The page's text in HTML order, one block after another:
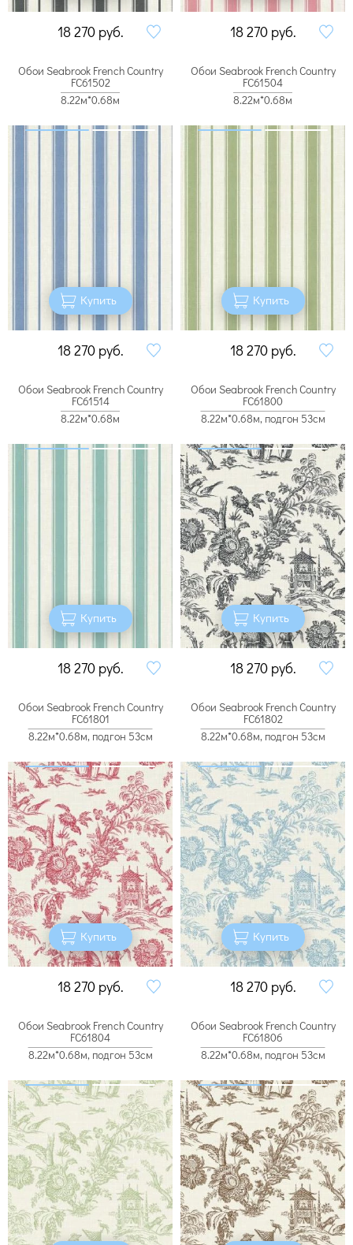
18 270 руб. 18 270 руб.
Обои Seabrook French Country
FC61502
8.22м*0.68м
Купить
18 270 руб.
Обои Seabrook French Country
FC61504
8.22м*0.68м
Купить
18 270 руб.
Обои Seabrook French Country
FC61514
8.22м*0.68м
Купить
18 270 руб.
Обои Seabrook French Country
FC61800
8.22м*0.68м, подгон 53см
Купить
18 270 руб.
Обои Seabrook French Country
FC61801
8.22м*0.68м, подгон 53см
Купить
18 270 руб.
Обои Seabrook French Country
FC61802
8.22м*0.68м, подгон 53см
Купить
18 270 руб.
Обои Seabrook French Country
FC61804
8.22м*0.68м, подгон 53см
Обои Seabrook French Country
FC61806
8.22м*0.68м, подгон 53см